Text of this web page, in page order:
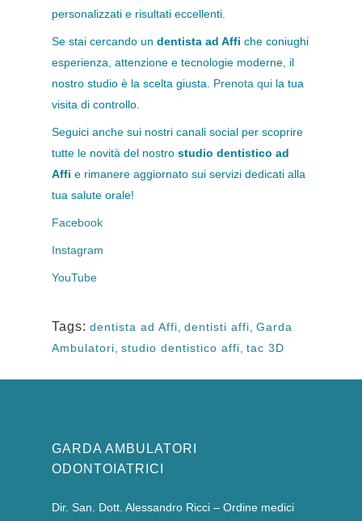
personalizzati e risultati eccellenti.
Se stai cercando un dentista ad Affi che coniughi
esperienza, attenzione e tecnologie moderne, il
nostro studio è la scelta giusta. Prenota qui la tua
visita di controllo.
Seguici anche sui nostri canali social per scoprire
tutte le novità del nostro studio dentistico ad
Affi e rimanere aggiornato sui servizi dedicati alla
tua salute orale!
Facebook
Instagram
YouTube
Tags: dentista ad Affi dentisti affi Garda
Ambulatori studio dentistico affi tac 3D
GARDA AMBULATORI
ODONTOIATRICI
Dir. San. Dott. Alessandro Ricci – Ordine medici